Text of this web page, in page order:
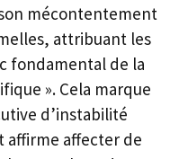
son mécontentement
attribuant les
fondamental de la
». Cela marque
d’instabilité
affirme affecter de